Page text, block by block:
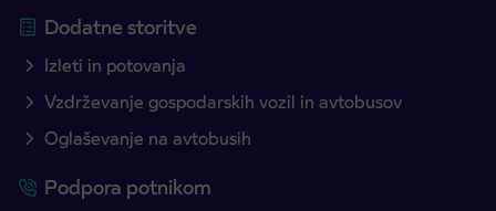
Dodatne storitve
Izleti in potovanja
Vzdrževanje gospodarskih vozil in avtobusov
Oglaševanje na avtobusih
Podpora potnikom